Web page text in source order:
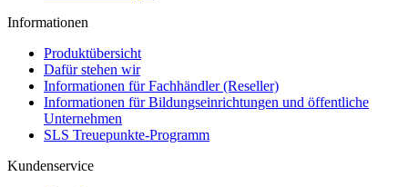
Informationen
Produktübersicht
Dafür stehen wir
Informationen für Fachhändler (Reseller)
Informationen für Bildungseinrichtungen und öffentliche
Unternehmen
SLS Treuepunkte-Programm
Kundenservice